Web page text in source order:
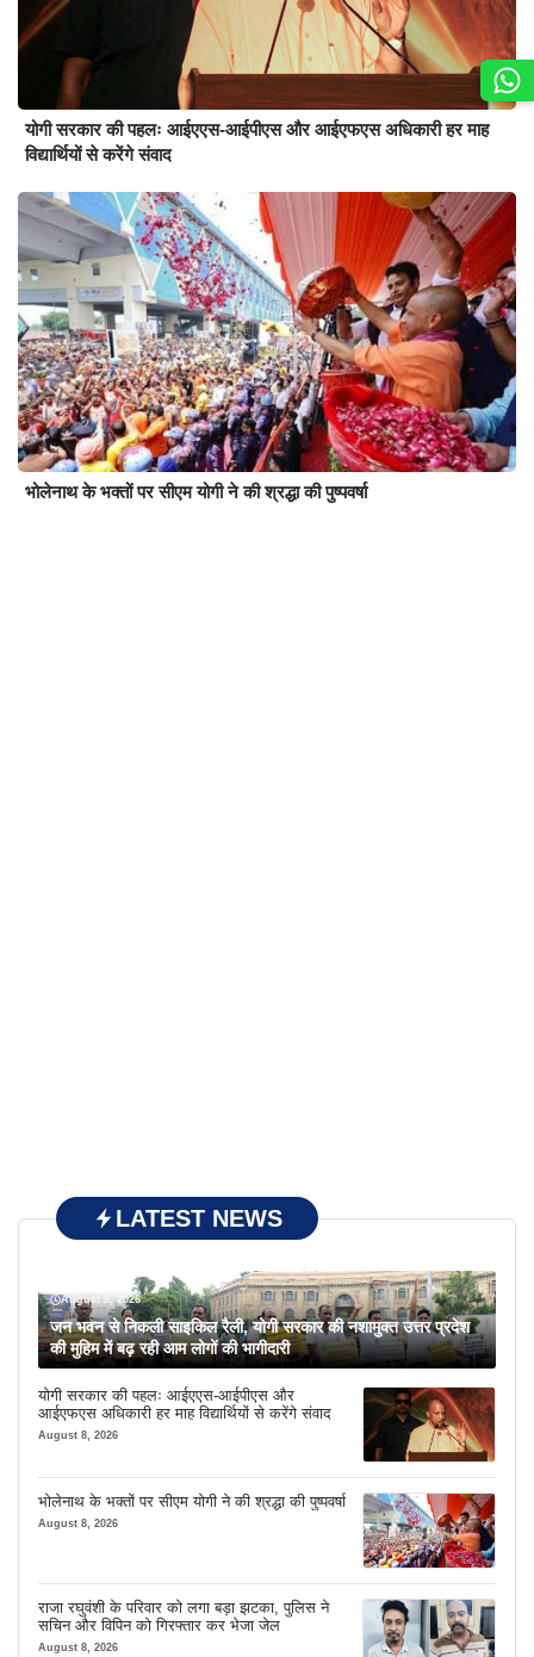
योगी सरकार की पहलः आईएएस-आईपीएस और आईएफएस अधिकारी हर माह
विद्यार्थियों से करेंगे संवाद
भोलेनाथ के भक्तों पर सीएम योगी ने की श्रद्धा की पुष्पवर्षा
LATEST NEWS
August 8, 2026
जन भवन से निकली साइकिल रैली, योगी सरकार की नशामुक्त उत्तर प्रदेश
की मुहिम में बढ़ रही आम लोगों की भागीदारी
योगी सरकार की पहलः आईएएस-आईपीएस और
आईएफएस अधिकारी हर माह विद्यार्थियों से करेंगे संवाद
August 8, 2026
भोलेनाथ के भक्तों पर सीएम योगी ने की श्रद्धा की पुष्पवर्षा
August 8, 2026
राजा रघुवंशी के परिवार को लगा बड़ा झटका, पुलिस ने
सचिन और विपिन को गिरफ्तार कर भेजा जेल
August 8, 2026